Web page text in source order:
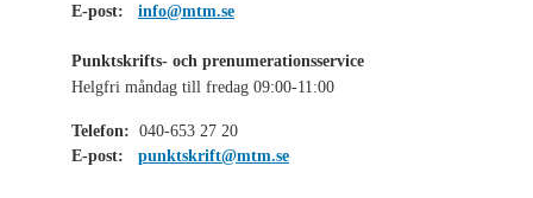
E-post:
info@mtm.se
Punktskrifts- och prenumerationsservice
Helgfri måndag till fredag 09:00-11:00
Telefon: 040-653 27 20
E-post:
punktskrift@mtm.se